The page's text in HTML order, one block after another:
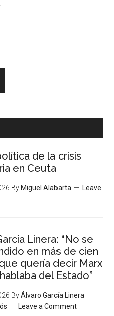
de la crisis
en Ceuta
By Miguel Alabarta
Leave
Linera: “No se
en más de cien
quería decir Marx
del Estado”
ByÁlvaro García Linera
Leave a Comment